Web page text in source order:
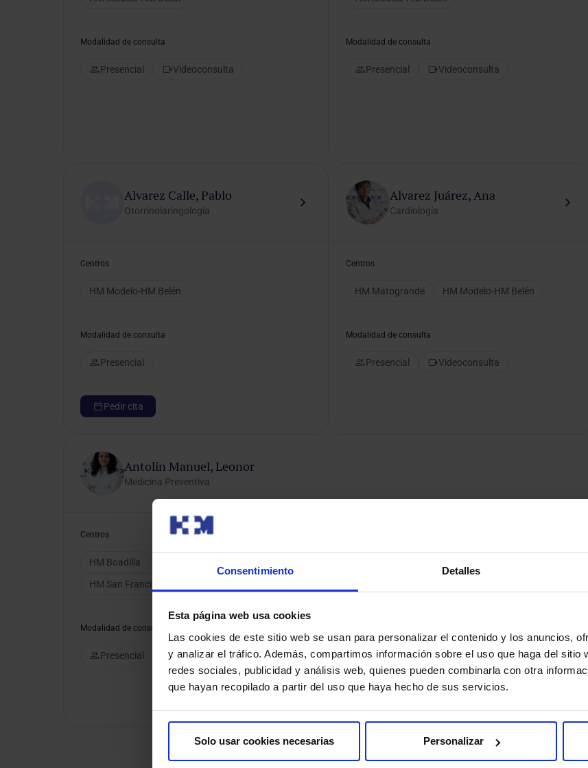
Consentimiento Detalles
Esta página web usa cookies
Las cookies de este sitio web se usan para personalizar el contenido y los anuncios,
y analizar el tráfico. Además, compartimos información sobre el uso que haga del sitio
redes sociales, publicidad y análisis web, quienes pueden combinarla con otra
que hayan recopilado a partir del uso que haya hecho de sus servicios.
Solo usar cookies necesarias Personalizar
Modalidad de consulta
Presencial Videoconsulta
Modalidad de consulta
Presencial Videoconsulta
Alvarez Calle, Pablo
Otorrinolaringología
Centros
HM Modelo-HM Belén
Modalidad de consulta
Presencial
Pedir cita
Alvarez Juárez, Ana
Cardiología
Centros
HM Matogrande HM Modelo-HM Belén
Modalidad de consulta
Presencial Videoconsulta
Antolín Manuel, Leonor
Medicina Preventiva
Centros
HM Boadilla
HM San Francisco
Modalidad de consulta
Presencial Videoconsulta